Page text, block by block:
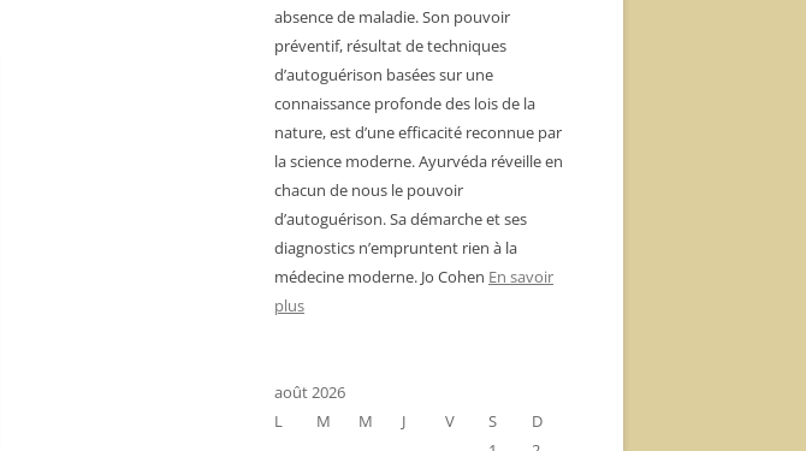
absence de maladie. Son pouvoir
préventif, résultat de techniques
d’autoguérison basées sur une
connaissance profonde des lois de la
nature, est d’une efficacité reconnue par
la science moderne. Ayurvéda réveille en
chacun de nous le pouvoir
d’autoguérison. Sa démarche et ses
diagnostics n’empruntent rien à la
médecine moderne. Jo Cohen En savoir
plus
août 2026
L
M M J V S
D